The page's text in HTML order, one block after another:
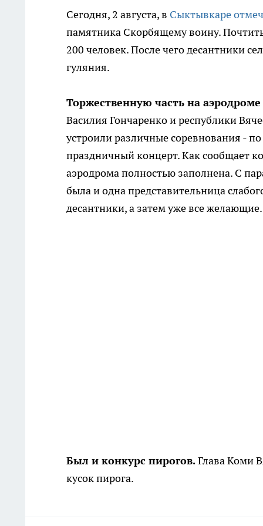
Сегодня, 2 августа, в Сыктывкаре
памятника Скорбящему воину.
200 человек. После чего десантники
гуляния.
Торжественную часть на
Василия Гончаренко и республики
устроили различные соревнования -
праздничный концерт. Как сообщает
аэродрома полностью заполнена. С
была и одна представительница
десантники, а затем уже все
Был и конкурс пирогов.Глава Коми
кусок пирога.